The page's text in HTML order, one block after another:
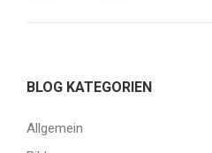
BLOG KATEGORIEN
Allgemein